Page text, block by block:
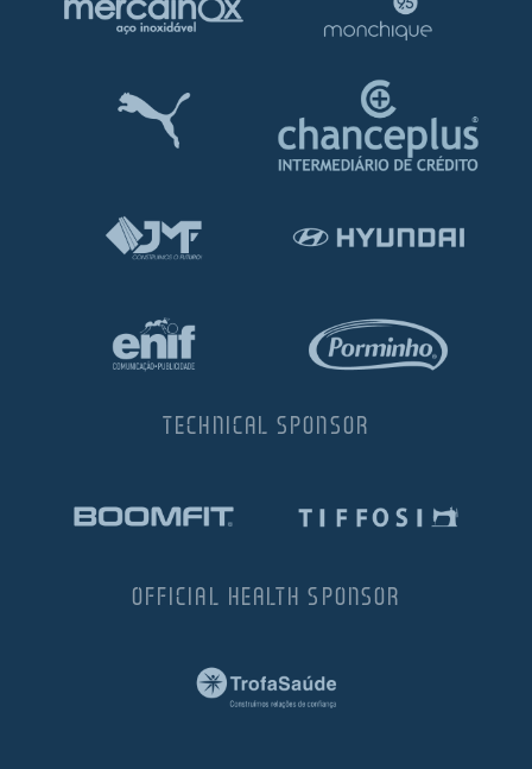
TECHNICAL SPONSOR
OFFICIAL HEALTH SPONSOR